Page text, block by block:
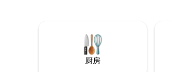
物降解的清洁剂，堆肥。 可应要求提供当
地早餐篮。提供自行车出租。 巴拉顿湖畔 7
公里 • 提哈尼 20 公里 • 维斯普雷姆 30 公里
厨房